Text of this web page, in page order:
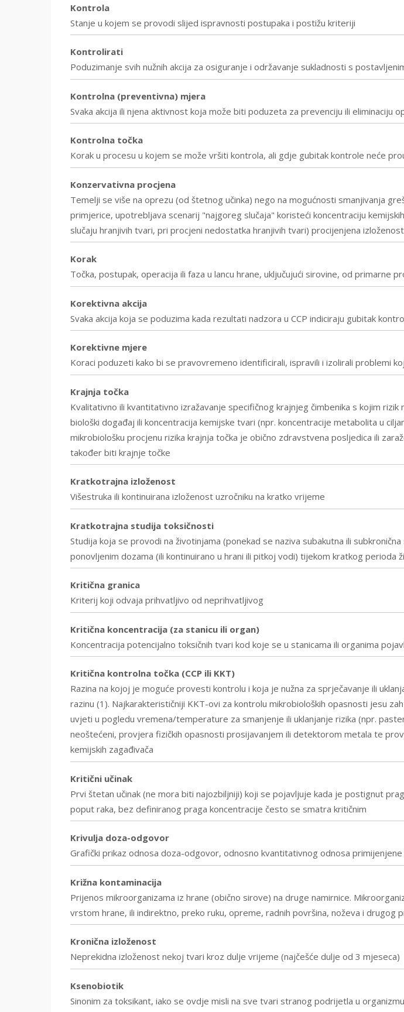
Kontrola
Stanje u kojem se provodi slijed ispravnosti postupaka i postižu kriteriji
Kontrolirati
Poduzimanje svih nužnih akcija za osiguranje i održavanje sukladnosti s
Kontrolna (preventivna) mjera
Svaka akcija ili njena aktivnost koja može biti poduzeta za prevenciju ili eliminaciju
Kontrolna točka
Korak u procesu u kojem se može vršiti kontrola, ali gdje gubitak kontrole neće
Konzervativna procjena
Temelji se više na oprezu (od štetnog učinka) nego na mogućnosti smanjivanja
primjerice, upotrebljava scenarij "najgoreg slučaja" koristeći koncentraciju
slučaju hranjivih tvari, pri procjeni nedostatka hranjivih tvari) procijenjena
Korak
Točka, postupak, operacija ili faza u lancu hrane, uključujući sirovine, od primarne
Korektivna akcija
Svaka akcija koja se poduzima kada rezultati nadzora u CCP indiciraju gubitak
Korektivne mjere
Koraci poduzeti kako bi se pravovremeno identificirali, ispravili i izolirali problemi
Krajnja točka
Kvalitativno ili kvantitativno izražavanje specifičnog krajnjeg čimbenika s kojim
biološki događaj ili koncentracija kemijske tvari (npr. koncentracije metabolita u
mikrobiološku procjenu rizika krajnja točka je obično zdravstvena posljedica ili
također biti krajnje točke
Kratkotrajna izloženost
Višestruka ili kontinuirana izloženost uzročniku na kratko vrijeme
Kratkotrajna studija toksičnosti
Studija koja se provodi na životinjama (ponekad se naziva subakutna ili
ponovljenim dozama (ili kontinuirano u hrani ili pitkoj vodi) tijekom kratkog perioda
Kritična granica
Kriterij koji odvaja prihvatljivo od neprihvatljivog
Kritična koncentracija (za stanicu ili organ)
Koncentracija potencijalno toksičnih tvari kod koje se u stanicama ili organima
Kritična kontrolna točka (CCP ili KKT)
Razina na kojoj je moguće provesti kontrolu i koja je nužna za sprječavanje ili
razinu (1). Najkarakterističniji KKT-ovi za kontrolu mikrobioloških opasnosti jesu
uvjeti u pogledu vremena/temperature za smanjenje ili uklanjanje rizika (npr.
neoštećeni, provjera fizičkih opasnosti prosijavanjem ili detektorom metala te
kemijskih zagađivača
Kritični učinak
Prvi štetan učinak (ne mora biti najozbiljniji) koji se pojavljuje kada je postignut
poput raka, bez definiranog praga koncentracije često se smatra kritičnim
Krivulja doza-odgovor
Grafički prikaz odnosa doza-odgovor, odnosno kvantitativnog odnosa
Križna kontaminacija
Prijenos mikroorganizama iz hrane (obično sirove) na druge namirnice.
vrstom hrane, ili indirektno, preko ruku, opreme, radnih površina, noževa i drugog
Kronična izloženost
Neprekidna izloženost nekoj tvari kroz dulje vrijeme (najčešće dulje od 3 mjeseca)
Ksenobiotik
Sinonim za toksikant, iako se ovdje misli na sve tvari stranog podrijetla u